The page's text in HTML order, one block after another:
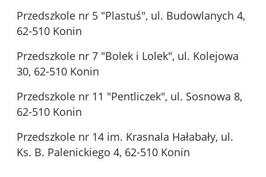
Przedszkole nr 5 "Plastuś", ul. Budowlanych 4,
62-510 Konin
Przedszkole nr 7 "Bolek i Lolek", ul. Kolejowa
30, 62-510 Konin
Przedszkole nr 11 "Pentliczek", ul. Sosnowa 8,
62-510 Konin
Przedszkole nr 14 im. Krasnala Hałabały, ul.
Ks. B. Palenickiego 4, 62-510 Konin